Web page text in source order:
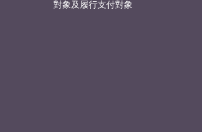
對象及履行支付對象